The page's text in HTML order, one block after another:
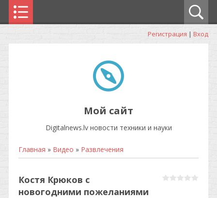
Регистрация | Вход
Мой сайт
Digitalnews.lv новости техники и науки
Главная » Видео » Развлечения
Костя Крюков с
новогодними пожеланиями